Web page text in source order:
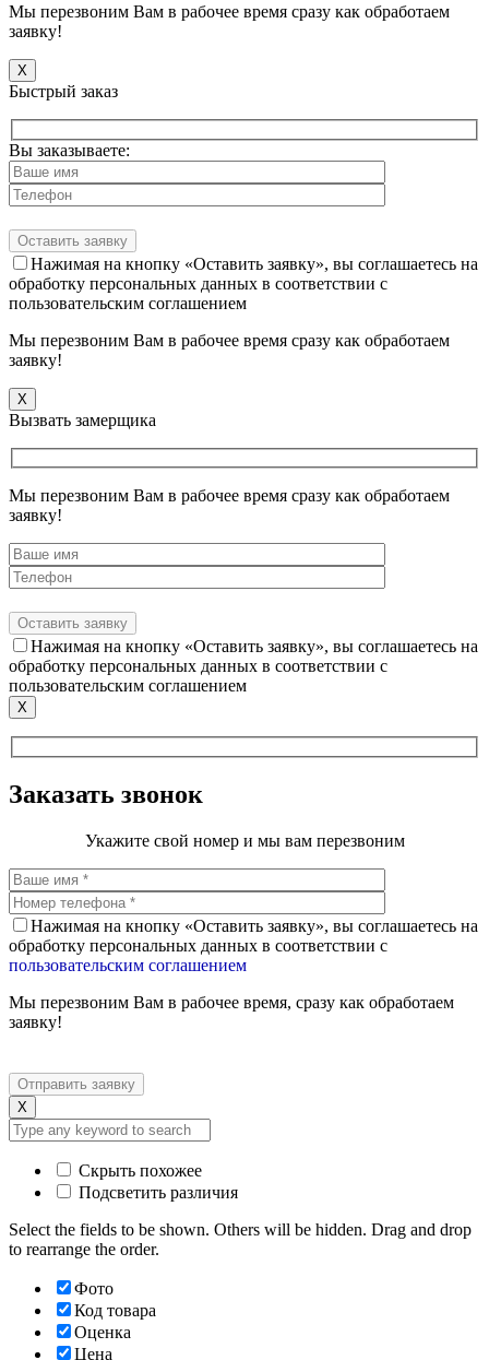
Мы перезвоним Вам в рабочее время сразу как обработаем
заявку!
X
Быстрый заказ
Вы заказываете:
Нажимая на кнопку «Оставить заявку», вы соглашаетесь на
обработку персональных данных в соответствии с
пользовательским соглашением
Мы перезвоним Вам в рабочее время сразу как обработаем
заявку!
X
Вызвать замерщика
Мы перезвоним Вам в рабочее время сразу как обработаем
заявку!
Нажимая на кнопку «Оставить заявку», вы соглашаетесь на
обработку персональных данных в соответствии с
пользовательским соглашением
X
Заказать звонок
Укажите свой номер и мы вам перезвоним
Нажимая на кнопку «Оставить заявку», вы соглашаетесь на
обработку персональных данных в соответствии с
пользовательским соглашением
Мы перезвоним Вам в рабочее время, сразу как обработаем
заявку!
X
Скрыть похожее
Подсветить различия
Select the fields to be shown. Others will be hidden. Drag and drop
to rearrange the order.
Фото
Код товара
Оценка
Цена